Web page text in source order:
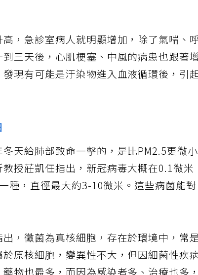
，急診室病人就明顯增加，除了氣喘、
三天後，心肌梗塞、中風的病患也跟著增
現有可能是汙染物進入血液循環後，引
天給肺部致命一擊的，是比PM2.5更微小
授莊凱任指出，新冠病毒大概在0.1微米
種，直徑最大約3-10微米。這些病菌能對
，黴菌為真核細胞，存在於環境中，常
原核細胞，變異性不大，但因細菌性疾